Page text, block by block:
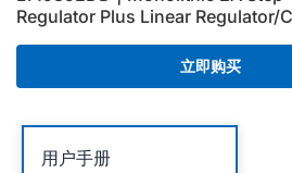
Regulator Plus Linear Regulator/
立即购买
用户手册